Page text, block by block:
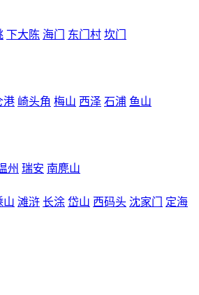
下大陈 海门 东门村 坎门
港 崎头角 梅山 西泽 石浦 鱼山
州 瑞安 南麂山
山 滩浒 长涂 岱山 西码头 沈家门
定海